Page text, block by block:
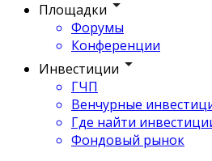
Площадки
Форумы
Конференции
Инвестиции
ГЧП
Венчурные
Где найти
Фондовый рынок